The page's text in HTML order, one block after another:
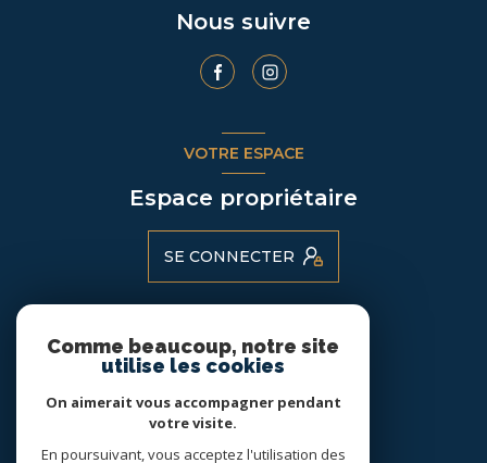
Nous suivre
VOTRE ESPACE
Espace propriétaire
SE CONNECTER
ADHÉRENTS
Nous adhérons
Comme beaucoup, notre site
utilise les cookies
On aimerait vous accompagner pendant
votre visite.
En poursuivant, vous acceptez l'utilisation des